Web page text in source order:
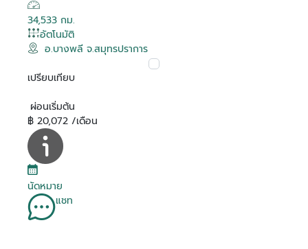
34,533 กม.
อัตโนมัติ
อ.บางพลี จ.สมุทรปราการ
เปรียบเทียบ
ผ่อนเริ่มต้น
฿ 20,072 /เดือน
นัดหมาย
แชท